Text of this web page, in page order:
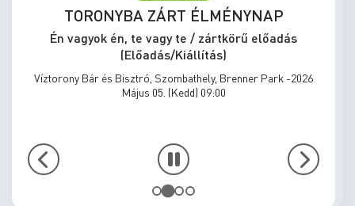
TORONYBA ZÁRT ÉLMÉNYNAP
Én vagyok én, te vagy te / zártkörű előadás
(Előadás/Kiállítás)
Víztorony Bár és Bisztró, Szombathely, Brenner Park -2026
Május 05. (Kedd) 09:00